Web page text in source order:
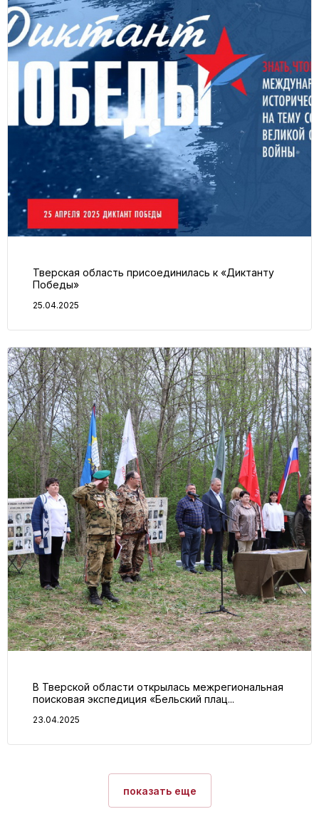
Тверская область присоединилась к «Диктанту
Победы»
25.04.2025
В Тверской области открылась межрегиональная
поисковая экспедиция «Бельский плац...
23.04.2025
показать еще